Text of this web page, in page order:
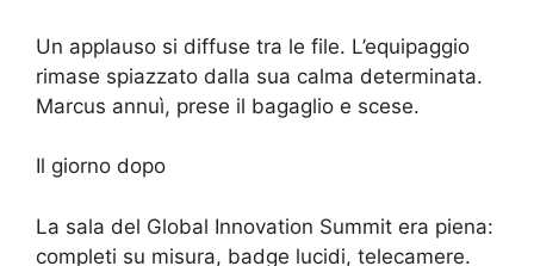
Un applauso si diffuse tra le file. L’equipaggio
rimase spiazzato dalla sua calma determinata.
Marcus annuì, prese il bagaglio e scese.
Il giorno dopo
La sala del Global Innovation Summit era piena:
completi su misura, badge lucidi, telecamere.